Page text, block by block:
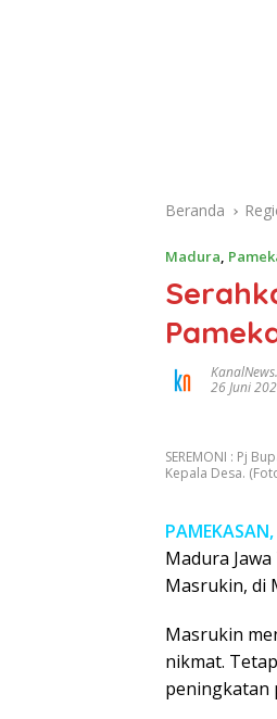
Beranda
Madura,
26 Juni
SEREMONI : Pj
Kepala Desa.
PAMEKASAN,
Madura
Masrukin, di
Masrukin
nikmat.
peningkatan